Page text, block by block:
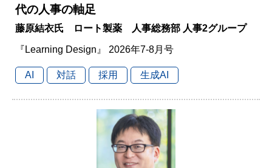
代の人事の軸足
藤原結衣氏 ロート製薬 人事総務部 人事2グループ
『Learning Design』 2026年7-8月号
AI 対話 採用 生成AI